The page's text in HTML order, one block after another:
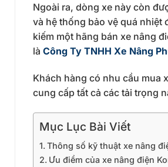
Ngoài ra, dòng xe này còn
và hệ thống bảo vệ quá nhiệt
kiếm một hãng bán xe nâng
là Công Ty TNHH Xe Nâng
Khách hàng có nhu cầu mua
cung cấp tất cả các tải trọng
Mục Lục Bài Viết
Thông số kỹ thuật xe nâng
Ưu điểm của xe nâng điện